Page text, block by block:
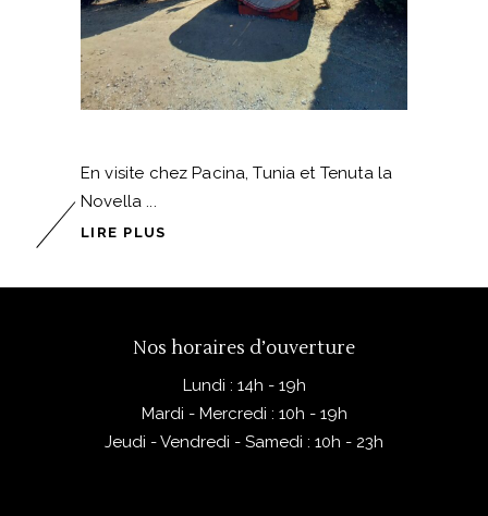
En visite chez Pacina, Tunia et Tenuta la
Novella
LIRE PLUS
Nos horaires d’ouverture
Lundi : 14h - 19h
Mardi - Mercredi : 10h - 19h
Jeudi - Vendredi - Samedi : 10h - 23h